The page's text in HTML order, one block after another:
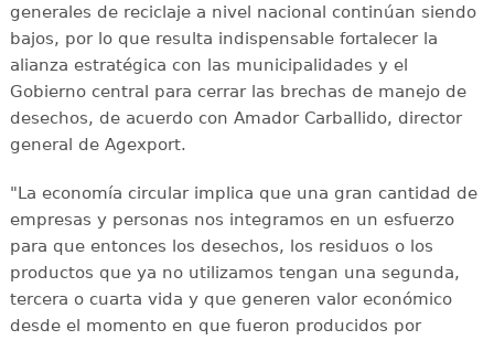
generales de reciclaje a nivel nacional continúan siendo
bajos, por lo que resulta indispensable fortalecer la
alianza estratégica con las municipalidades y el
Gobierno central para cerrar las brechas de manejo de
desechos, de acuerdo con Amador Carballido, director
general de Agexport.
"La economía circular implica que una gran cantidad de
empresas y personas nos integramos en un esfuerzo
para que entonces los desechos, los residuos o los
productos que ya no utilizamos tengan una segunda,
tercera o cuarta vida y que generen valor económico
desde el momento en que fueron producidos por